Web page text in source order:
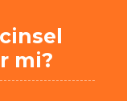
mi?